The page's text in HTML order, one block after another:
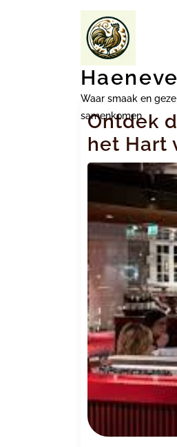
Waar smaak en
samenkomen.
Ontdek
het Hart